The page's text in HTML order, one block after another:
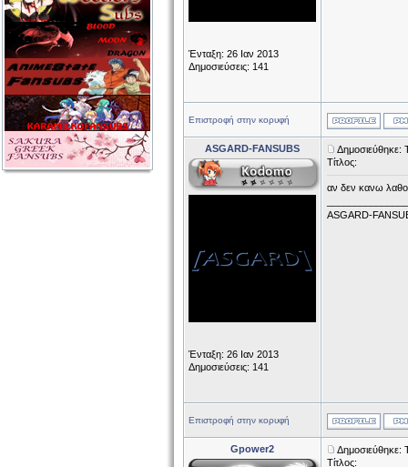
Ένταξη: 26 Ιαν 2013
Δημοσιεύσεις: 141
Επιστροφή στην κορυφή
ASGARD-FANSUBS
Ένταξη: 26 Ιαν 2013
Δημοσιεύσεις: 141
Δημοσιεύθηκε:
Τίτλος:
αν δεν κανω
ASGARD-
Επιστροφή στην κορυφή
Gpower2
Δημοσιεύθηκε:
Τίτλος: